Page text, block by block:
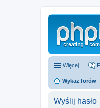
Więcej…
Wykaz forów
Wyślij hasło